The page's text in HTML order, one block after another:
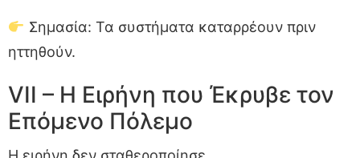
Σημασία: Τα συστήματα καταρρέουν πριν
ηττηθούν.
VII – Η Ειρήνη που Έκρυβε τον
Επόμενο Πόλεμο